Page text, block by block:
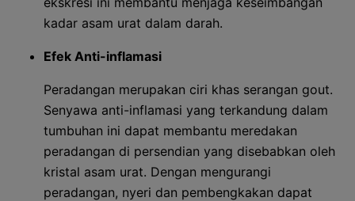
kadar asam urat dalam darah.
Efek Anti-inflamasi
Peradangan merupakan ciri khas serangan gout.
Senyawa anti-inflamasi yang terkandung dalam
tumbuhan ini dapat membantu meredakan
peradangan di persendian yang disebabkan oleh
kristal asam urat. Dengan mengurangi
peradangan, nyeri dan pembengkakan dapat